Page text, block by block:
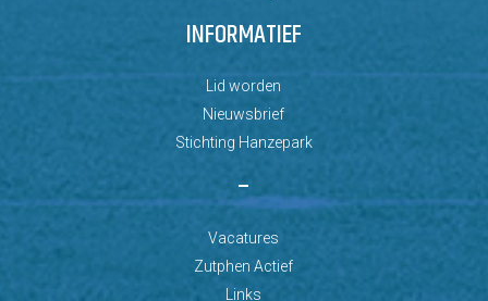
INFORMATIEF
Lid worden
Nieuwsbrief
Stichting Hanzepark
–
Vacatures
Zutphen Actief
Links